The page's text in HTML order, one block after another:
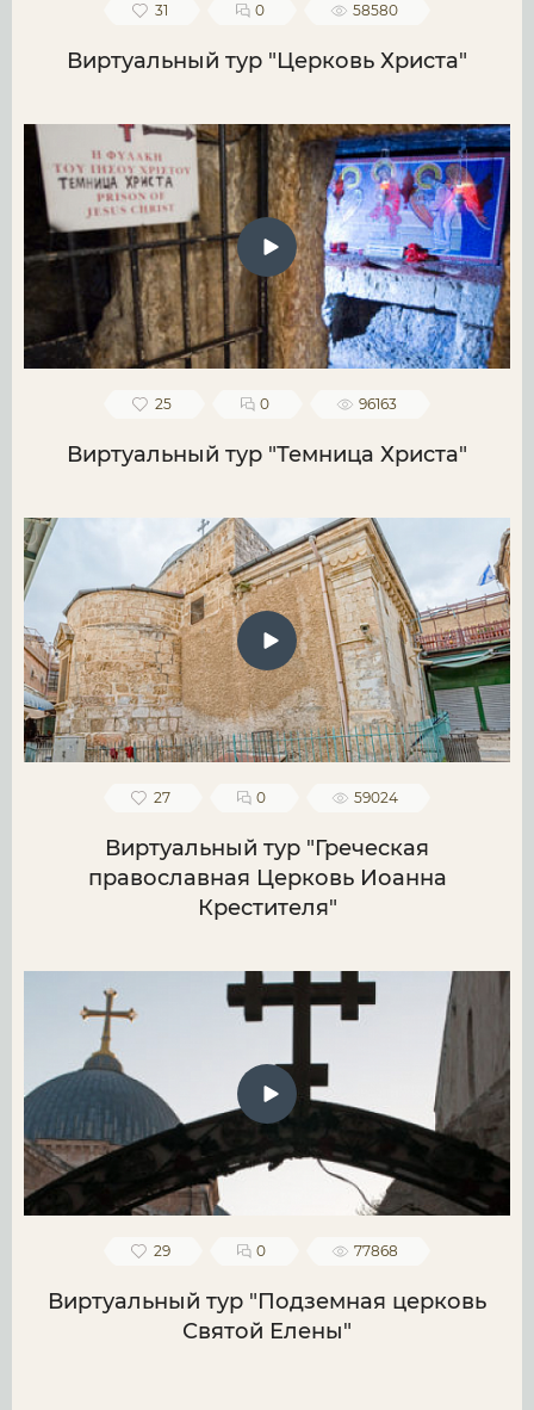
31 0 58580
Виртуальный тур "Церковь Христа"
25 0 96163
Виртуальный тур "Темница Христа"
27 0 59024
Виртуальный тур "Греческая
православная Церковь Иоанна
Крестителя"
29 0 77868
Виртуальный тур "Подземная церковь
Святой Елены"